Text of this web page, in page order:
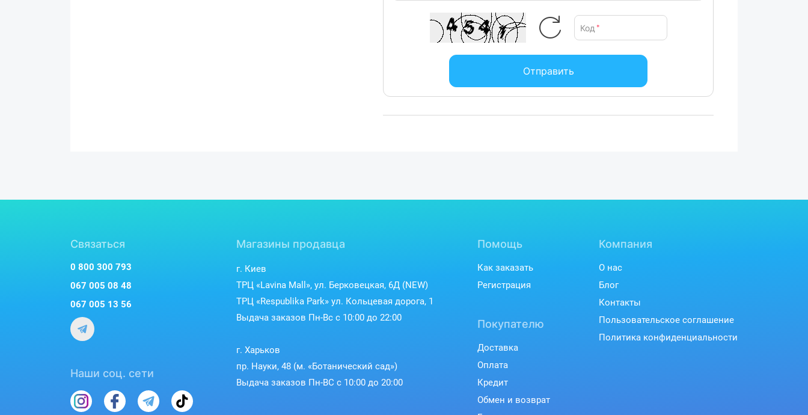
Код *
Отправить
Связаться
0 800 300 793
067 005 08 48
067 005 13 56
Наши соц. сети
Магазины продавца
г. Киев
ТРЦ «Lavina Mall», ул. Берковецкая, 6Д (NEW)
ТРЦ «Respublika Park» ул. Кольцевая дорога, 1
Выдача заказов Пн-Вс с 10:00 до 22:00
г. Харьков
пр. Науки, 48 (м. «Ботанический сад»)
Выдача заказов Пн-ВС с 10:00 до 20:00
Помощь
Как заказать
Регистрация
Покупателю
Доставка
Оплата
Кредит
Обмен и возврат
Компания
О нас
Блог
Контакты
Пользовательское соглашение
Политика конфиденциальности